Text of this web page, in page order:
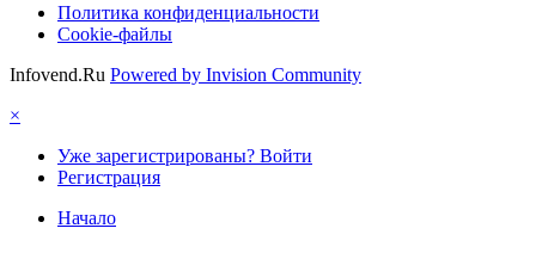
Политика конфиденциальности
Cookie-файлы
Infovend.Ru Powered by Invision Community
×
Уже зарегистрированы? Войти
Регистрация
Начало